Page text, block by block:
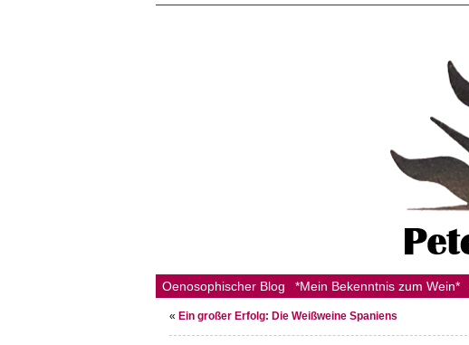
Oenosophischer Blog *Mein Bekenntnis zum Wein*
« Ein großer Erfolg: Die Weißweine Spaniens